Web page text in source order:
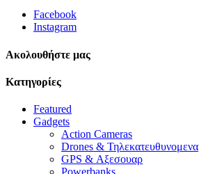
Facebook
Instagram
Aκολουθήστε μας
Κατηγορίες
Featured
Gadgets
Action Cameras
Drones & Τηλεκατευθυνομενα
GPS & Αξεσουαρ
Powerbanks